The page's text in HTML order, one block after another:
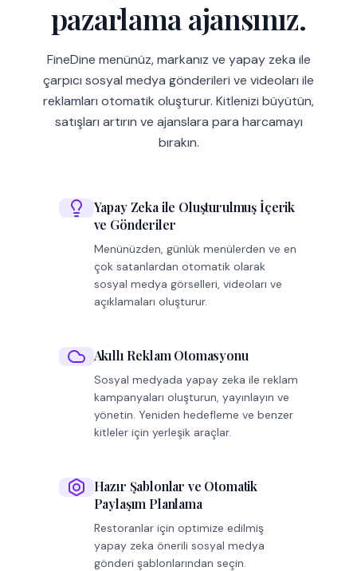
pazarlama ajansınız.
FineDine menünüz, markanız ve yapay zeka ile
çarpıcı sosyal medya gönderileri ve videoları ile
reklamları otomatik oluşturur. Kitlenizi büyütün,
satışları artırın ve ajanslara para harcamayı
bırakın.
Yapay Zeka ile Oluşturulmuş İçerik
ve Gönderiler
Menünüzden, günlük menülerden ve en
çok satanlardan otomatik olarak
sosyal medya görselleri, videoları ve
açıklamaları oluşturur.
Akıllı Reklam Otomasyonu
Sosyal medyada yapay zeka ile reklam
kampanyaları oluşturun, yayınlayın ve
yönetin. Yeniden hedefleme ve benzer
kitleler için yerleşik araçlar.
Hazır Şablonlar ve Otomatik
Paylaşım Planlama
Restoranlar için optimize edilmiş
yapay zeka önerili sosyal medya
gönderi şablonlarından seçin.